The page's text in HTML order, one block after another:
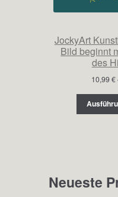
JockyArt
Bild beginnt
des
10,99€
Neueste